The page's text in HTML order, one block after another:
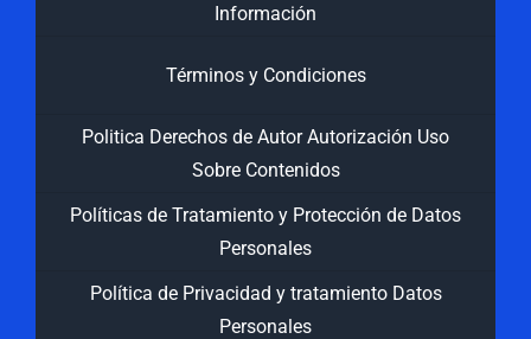
Información
Términos y Condiciones
Politica Derechos de Autor Autorización Uso
Sobre Contenidos
Políticas de Tratamiento y Protección de Datos
Personales
Política de Privacidad y tratamiento Datos
Personales